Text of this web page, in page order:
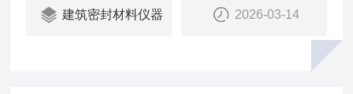
建筑密封材料仪器 2026-03-14